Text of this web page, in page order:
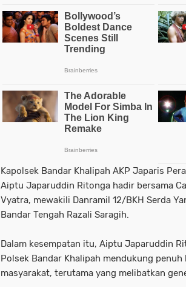
Kapolsek Bandar Khalipah AKP Japaris
Aiptu Japaruddin Ritonga hadir bersama
Vyatra, mewakili Danramil 12/BKH Serda
Bandar Tengah Razali Saragih.
Dalam kesempatan itu, Aiptu Japaruddin
Polsek Bandar Khalipah mendukung
masyarakat, terutama yang melibatkan